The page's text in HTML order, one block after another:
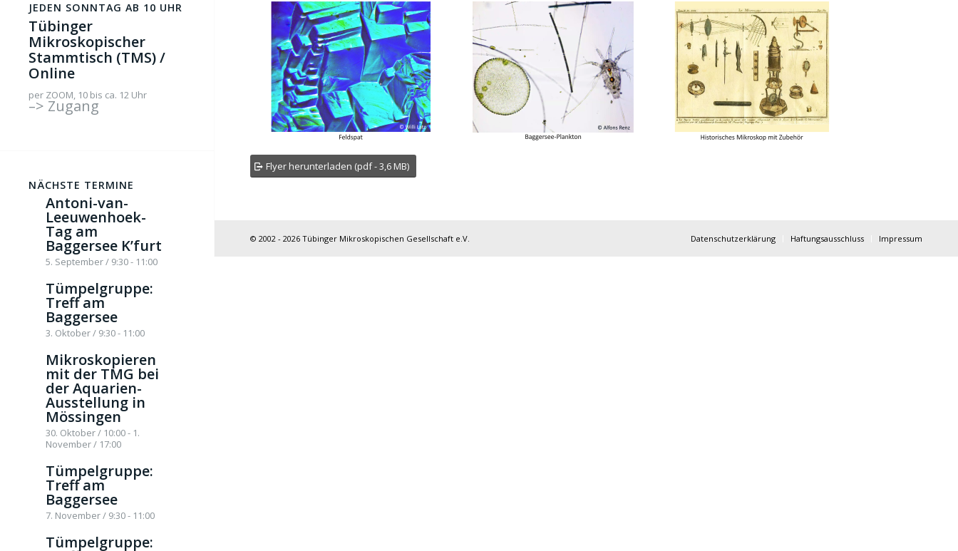
JEDEN SONNTAG AB 10 UHR
Tübinger
Mikroskopischer
Stammtisch (TMS) /
Online
per ZOOM, 10 bis ca. 12 Uhr
–> Zugang
NÄCHSTE TERMINE
Antoni-van-
Leeuwenhoek-
Tag am
Baggersee K’furt
5. September / 9:30- 11:00
Tümpelgruppe:
Treff am
Baggersee
3. Oktober / 9:30- 11:00
Mikroskopieren
mit der TMG bei
der Aquarien-
Ausstellung in
Mössingen
30. Oktober / 10:00- 1.
November / 17:00
Tümpelgruppe:
Treff am
Baggersee
7. November / 9:30- 11:00
Tümpelgruppe:
Flyer herunterladen (pdf - 3,6 MB)
© 2002 - 2026 Tübinger Mikroskopischen Gesellschaft e.V. Datenschutzerklärung Haftungsausschluss Impressum